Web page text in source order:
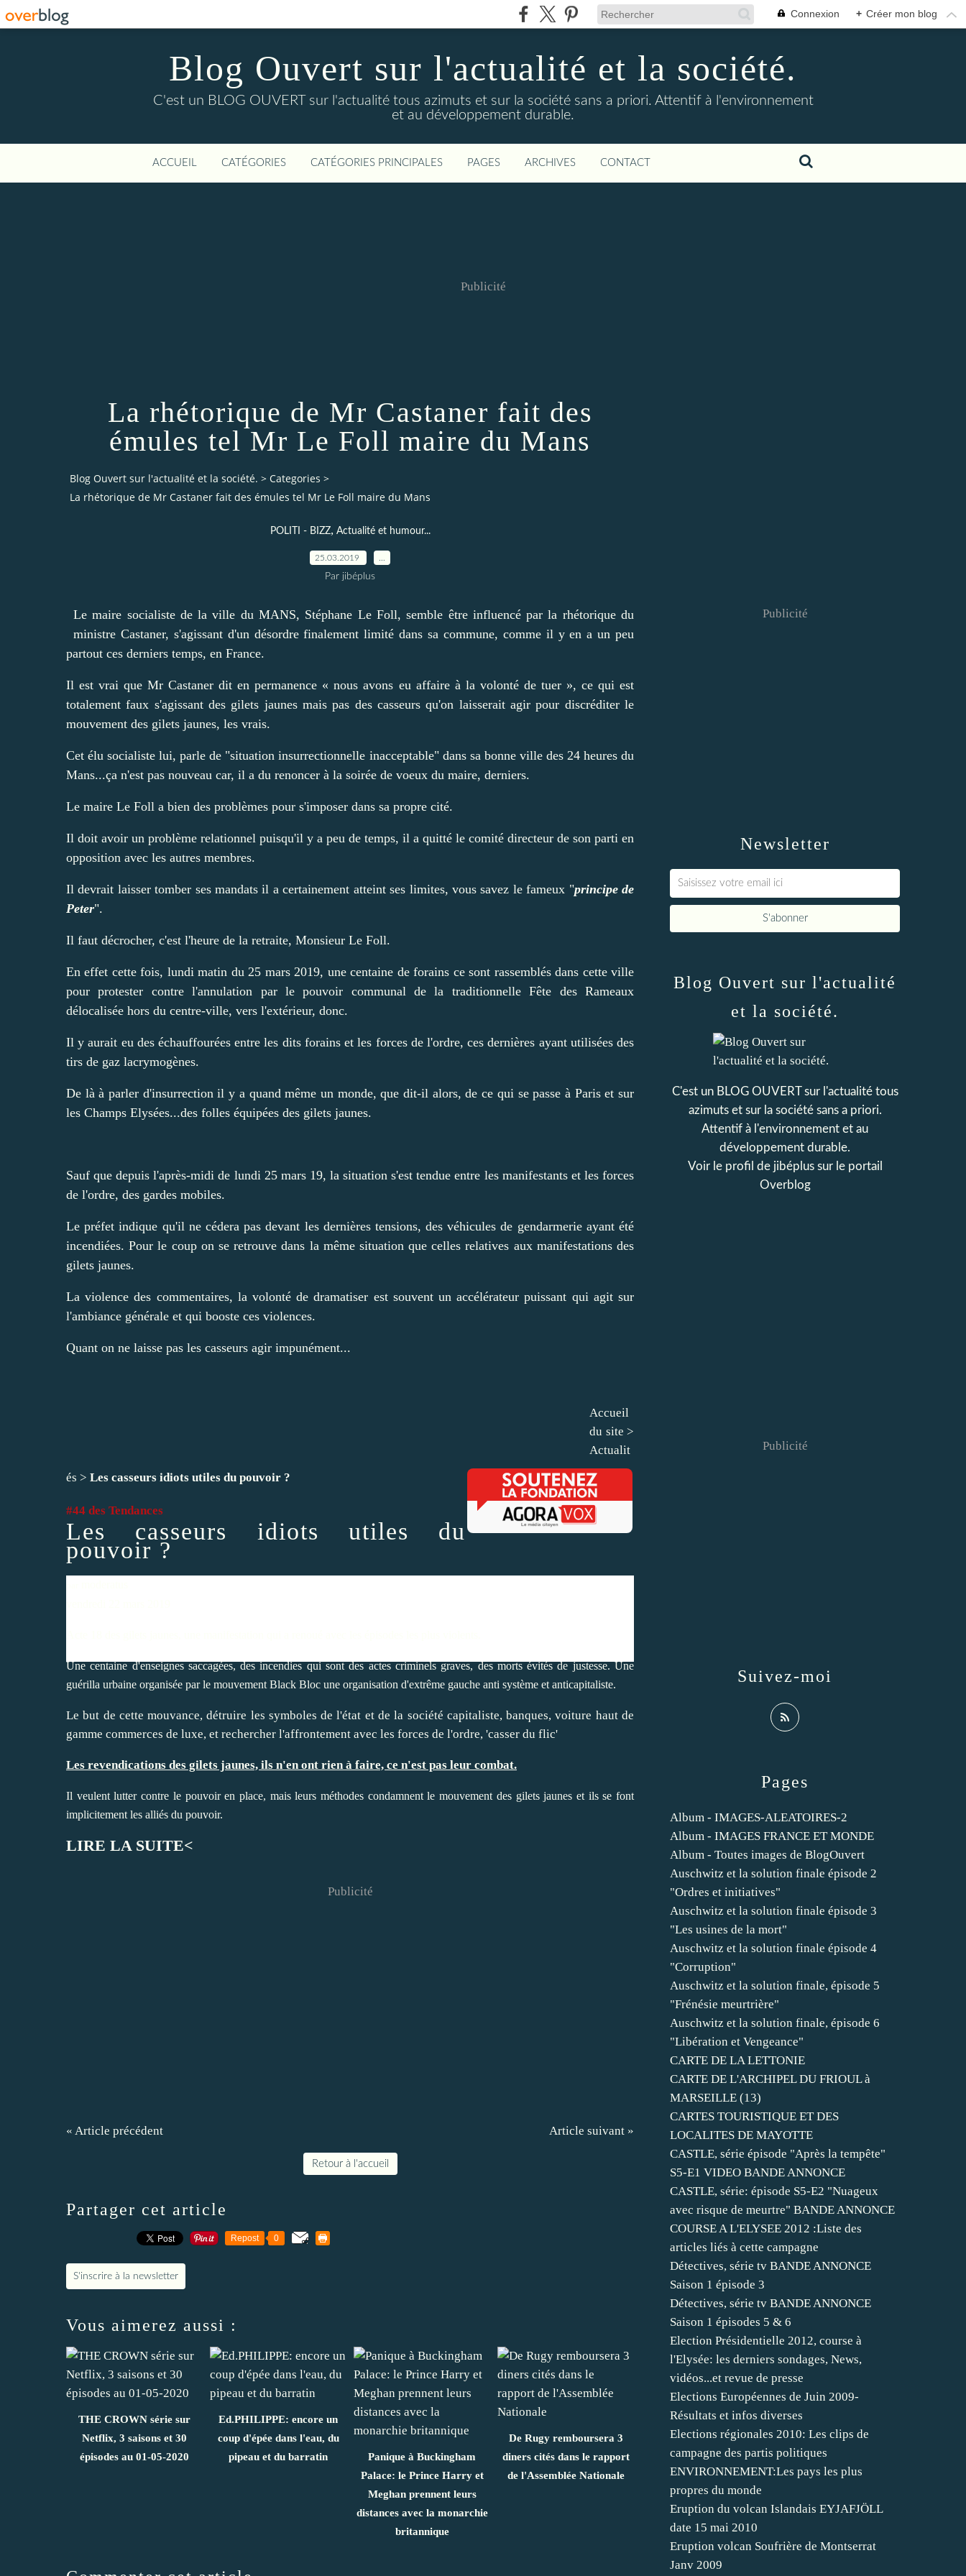
Connexion + Créer mon blog
Blog Ouvert sur l'actualité et la société.
C'est un BLOG OUVERT sur l'actualité tous azimuts et sur la société sans a priori. Attentif à l'environnement
et au développement durable.
ACCUEIL CATÉGORIES CATÉGORIES PRINCIPALES PAGES ARCHIVES CONTACT
Publicité
La rhétorique de Mr Castaner fait des
émules tel Mr Le Foll maire du Mans
Blog Ouvert sur l'actualité et la société. > Categories >
La rhétorique de Mr Castaner fait des émules tel Mr Le Foll maire du Mans
POLITI - BIZZ, Actualité et humour...
25.03.2019
Par jibéplus
Le maire socialiste de la ville du MANS, Stéphane Le Foll, semble être influencé par la rhétorique du
ministre Castaner, s'agissant d'un désordre finalement limité dans sa commune, comme il y en a un peu
partout ces derniers temps, en France.
Il est vrai que Mr Castaner dit en permanence « nous avons eu affaire à la volonté de tuer », ce qui est
totalement faux s'agissant des gilets jaunes mais pas des casseurs qu'on laisserait agir pour discréditer le
mouvement des gilets jaunes, les vrais.
Cet élu socialiste lui, parle de "situation insurrectionnelle inacceptable" dans sa bonne ville des 24 heures du
Mans...ça n'est pas nouveau car, il a du renoncer à la soirée de voeux du maire, derniers.
Le maire Le Foll a bien des problèmes pour s'imposer dans sa propre cité.
Il doit avoir un problème relationnel puisqu'il y a peu de temps, il a quitté le comité directeur de son parti en
opposition avec les autres membres.
Il devrait laisser tomber ses mandats il a certainement atteint ses limites, vous savez le fameux "principe de
Peter".
Il faut décrocher, c'est l'heure de la retraite, Monsieur Le Foll.
En effet cette fois, lundi matin du 25 mars 2019, une centaine de forains ce sont rassemblés dans cette ville
pour protester contre l'annulation par le pouvoir communal de la traditionnelle Fête des Rameaux
délocalisée hors du centre-ville, vers l'extérieur, donc.
Il y aurait eu des échauffourées entre les dits forains et les forces de l'ordre, ces dernières ayant utilisées des
tirs de gaz lacrymogènes.
De là à parler d'insurrection il y a quand même un monde, que dit-il alors, de ce qui se passe à Paris et sur
les Champs Elysées...des folles équipées des gilets jaunes.
Sauf que depuis l'après-midi de lundi 25 mars 19, la situation s'est tendue entre les manifestants et les forces
de l'ordre, des gardes mobiles.
Le préfet indique qu'il ne cédera pas devant les dernières tensions, des véhicules de gendarmerie ayant été
incendiées. Pour le coup on se retrouve dans la même situation que celles relatives aux manifestations des
gilets jaunes.
La violence des commentaires, la volonté de dramatiser est souvent un accélérateur puissant qui agit sur
l'ambiance générale et qui booste ces violences.
Quant on ne laisse pas les casseurs agir impunément...
Accueil
du site >
Actualit
és > Les casseurs idiots utiles du pouvoir ?
#44 des Tendances
Les casseurs idiots utiles du
pouvoir ?
Une centaine d'enseignes saccagées, des incendies qui sont des actes criminels graves, des morts évités de justesse. Une
guérilla urbaine organisée par le mouvement Black Bloc une organisation d'extrême gauche anti système et anticapitaliste.
Le but de cette mouvance, détruire les symboles de l'état et de la société capitaliste, banques, voiture haut de
gamme commerces de luxe, et rechercher l'affrontement avec les forces de l'ordre, 'casser du flic'
Les revendications des gilets jaunes, ils n'en ont rien à faire, ce n'est pas leur combat.
Il veulent lutter contre le pouvoir en place, mais leurs méthodes condamnent le mouvement des gilets jaunes et ils se font
implicitement les alliés du pouvoir.
LIRE LA SUITE<
Publicité
« Article précédent Article suivant »
Retour à l'accueil
Partager cet article
Repost 0
S'inscrire à la newsletter
Vous aimerez aussi :
THE CROWN série sur
Netflix, 3 saisons et 30
épisodes au 01-05-2020
Ed.PHILIPPE: encore un
coup d'épée dans l'eau, du
pipeau et du barratin
Panique à Buckingham
Palace: le Prince Harry et
Meghan prennent leurs
distances avec la monarchie
britannique
De Rugy remboursera 3
diners cités dans le rapport
de l'Assemblée Nationale
Newsletter
Publicité
Pages
Album - IMAGES-ALEATOIRES-2
Album - IMAGES FRANCE ET MONDE
Album - Toutes images de BlogOuvert
Auschwitz et la solution finale épisode 2
"Ordres et initiatives"
Auschwitz et la solution finale épisode 3
"Les usines de la mort"
Auschwitz et la solution finale épisode 4
"Corruption"
Auschwitz et la solution finale, épisode 5
"Frénésie meurtrière"
Auschwitz et la solution finale, épisode 6
"Libération et Vengeance"
CARTE DE LA LETTONIE
CARTE DE L'ARCHIPEL DU FRIOUL à
MARSEILLE (13)
CARTES TOURISTIQUE ET DES
LOCALITES DE MAYOTTE
CASTLE, série épisode "Après la tempête"
S5-E1 VIDEO BANDE ANNONCE
CASTLE, série: épisode S5-E2 "Nuageux
avec risque de meurtre" BANDE ANNONCE
COURSE A L'ELYSEE 2012 :Liste des
articles liés à cette campagne
Détectives, série tv BANDE ANNONCE
Saison 1 épisode 3
Détectives, série tv BANDE ANNONCE
Saison 1 épisodes 5 & 6
Election Présidentielle 2012, course à
l'Elysée: les derniers sondages, News,
vidéos...et revue de presse
Elections Européennes de Juin 2009-
Résultats et infos diverses
Elections régionales 2010: Les clips de
campagne des partis politiques
ENVIRONNEMENT:Les pays les plus
propres du monde
Eruption du volcan Islandais EYJAFJÖLL
date 15 mai 2010
Eruption volcan Soufrière de Montserrat
Janv 2009
Blog Ouvert sur l'actualité
et la société.
C'est un BLOG OUVERT sur l'actualité tous
azimuts et sur la société sans a priori.
Attentif à l'environnement et au
développement durable.
Voir le profil de jibéplussur le portail
Overblog
Suivez-moi
Publicité